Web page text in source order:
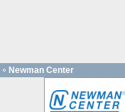
Newman Center